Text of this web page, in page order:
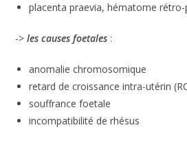
placenta praevia, hématome rétro-
->les causes foetales :
anomalie chromosomique
retard de croissance intra-utérin
souffrance foetale
incompatibilité de rhésus